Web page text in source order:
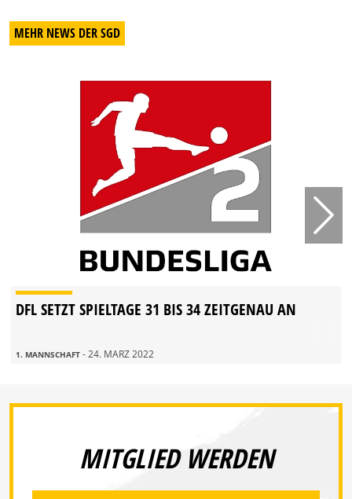
MEHR NEWS DER SGD
DFL SETZT SPIELTAGE 31 BIS 34 ZEITGENAU AN
1. MANNSCHAFT - 24. MÄRZ 2022
MITGLIED WERDEN